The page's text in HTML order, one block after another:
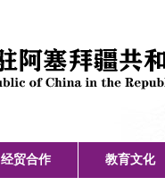
经贸合作 教育文化